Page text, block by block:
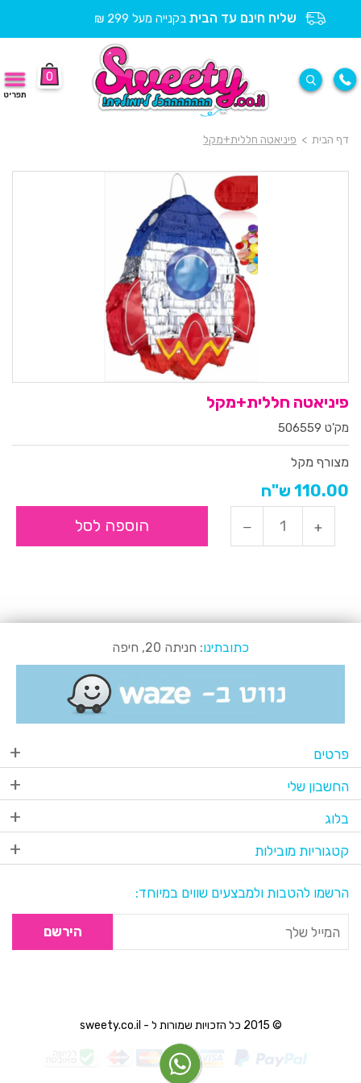
שליח חינם עד הבית בקנייה מעל 299 ₪
0
תפריט
דף הבית > פיניאטה חללית+מקל
פיניאטה חללית+מקל
מק'ט 506559
מצורף מקל
110.00 ש"ח
הוספה לסל
כתובתינו: חניתה 20, חיפה
פרטים
החשבון שלי
בלוג
קטגוריות מובילות
הרשמו להטבות ולמבצעים שווים במיוחד:
הירשם
© 2015 כל הזכויות שמורות ל - sweety.co.il